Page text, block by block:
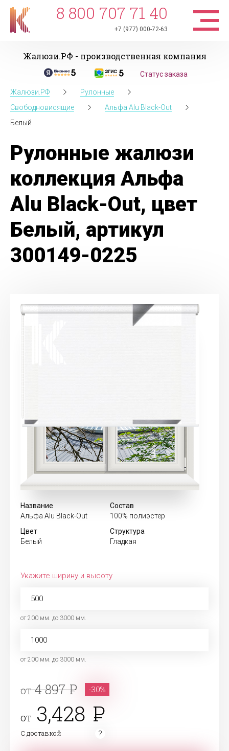
8 800 707 71 40
+7 (977) 000-72-63
Жалюзи.РФ - производственная компания
Статус заказа
Жалюзи.РФ
Рулонные
Свободновисящие
Альфа Alu Black-Out
Белый
Рулонные жалюзи
коллекция Альфа
Alu Black-Out, цвет
Белый, артикул
300149-0225
Название
Альфа Alu Black-Out
Состав
100% полиэстер
Цвет
Белый
Структура
Гладкая
Укажите ширину и высоту
от 200 мм. до 3000 мм.
от 200 мм. до 3000 мм.
от4 897 -30%
от 3,428
С доставкой